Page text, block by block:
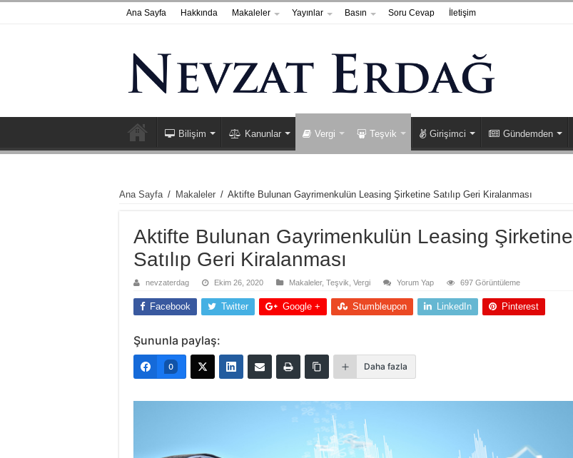
Ana Sayfa Hakkında Makaleler Yayınlar Basın Soru Cevap İletişim
Bilişim Kanunlar Vergi Teşvik Girişimci Gündemden
Ana Sayfa / Makaleler / Aktifte Bulunan Gayrimenkulün Leasing Şirketine Satılıp Geri Kiralanması
Aktifte Bulunan Gayrimenkulün Leasing Şirketine
Satılıp Geri Kiralanması
nevzaterdag Ekim 26, 2020 Makaleler, Teşvik Vergi Yorum Yap 697 Görüntüleme
Facebook Twitter Google + Stumbleupon LinkedIn Pinterest
Şununla paylaş:
0 Daha fazla